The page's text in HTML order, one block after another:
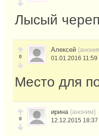
Лысый череп
0
Алексей
01.01.2016 11:59
Место для
0
ирина (аноним)
12.12.2015 18:37